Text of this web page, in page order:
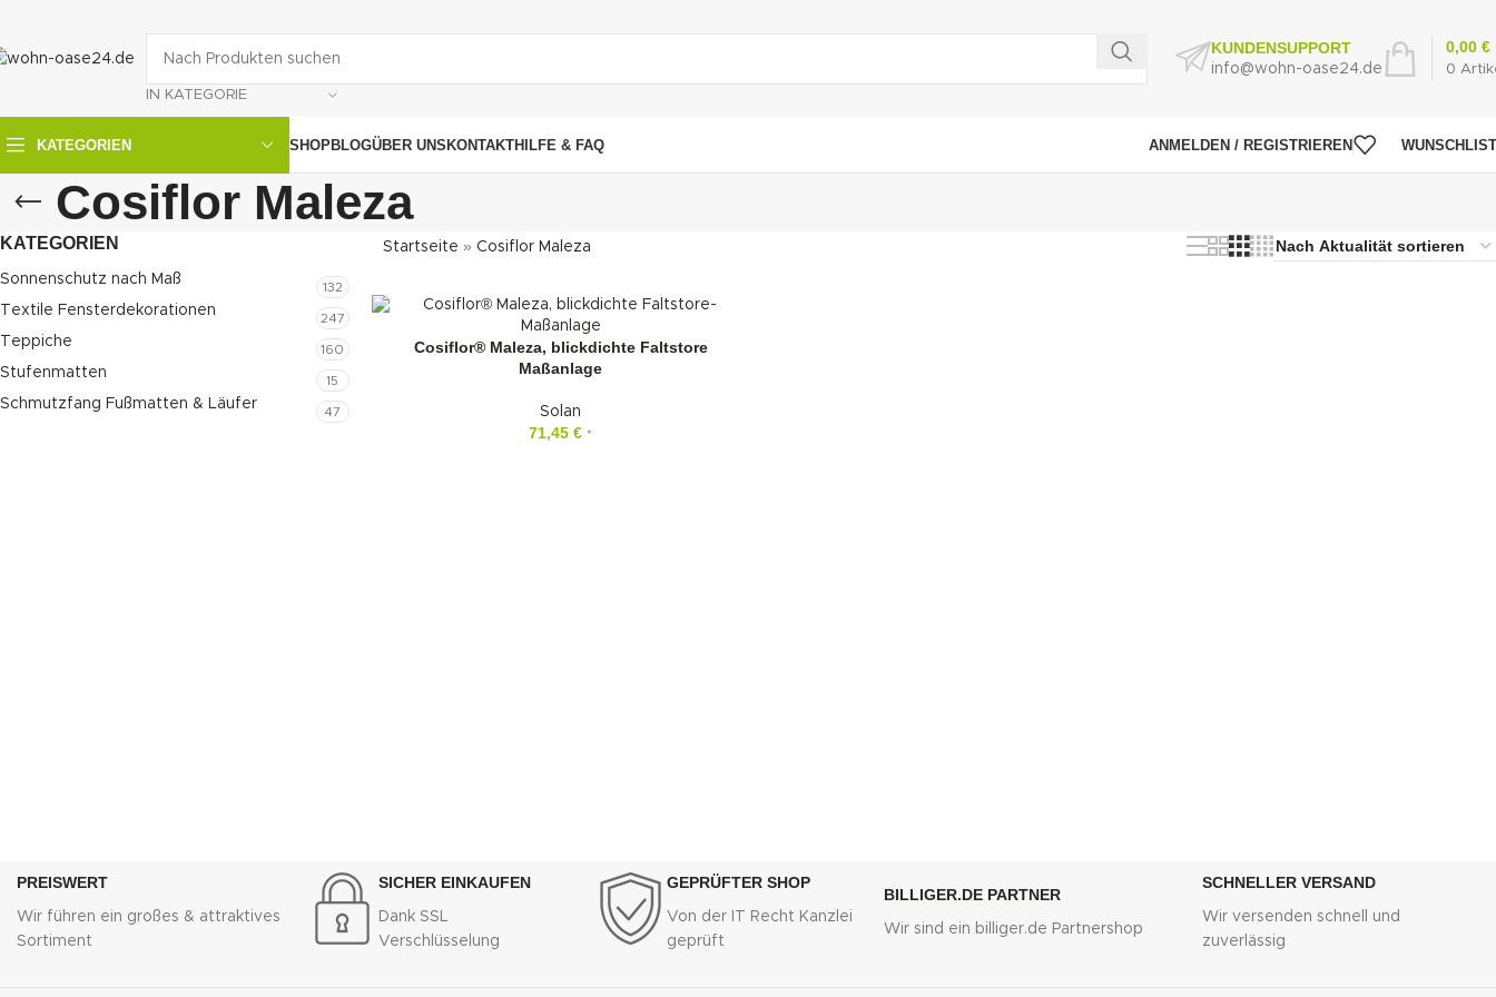
IN KATEGORIE
KUNDENSUPPORT
info@wohn-oase24.de 0
0,00 €
KATEGORIEN SHOPBLOGÜBER UNSKONTAKTHILFE & FAQ ANMELDEN / REGISTRIEREN
Cosiflor Maleza
KATEGORIEN
Sonnenschutz nach Maß 132
Textile Fensterdekorationen 247
Teppiche 160
Stufenmatten 15
Schmutzfang Fußmatten & Läufer 47
Startseite » Cosiflor Maleza
Cosiflor® Maleza, blickdichte Faltstore
Maßanlage
Solan
71,45€ *
PREISWERT
Wir führen ein großes & attraktives
Sortiment
SICHER EINKAUFEN
Dank SSL
Verschlüsselung
GEPRÜFTER SHOP
Von der IT Recht Kanzlei
geprüft
BILLIGER.DE PARTNER
Wir sind ein billiger.de Partnershop
SCHNELLER VERSAND
Wir versenden schnell und
zuverlässig